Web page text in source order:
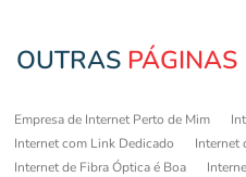
OUTRAS PÁGINAS
Empresa de Internet Perto de Mim
Internet com Link Dedicado
Internet
Internet de Fibra Óptica é Boa